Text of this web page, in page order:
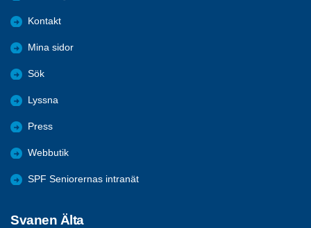
Kontakt
Mina sidor
Sök
Lyssna
Press
Webbutik
SPF Seniorernas intranät
Svanen Älta